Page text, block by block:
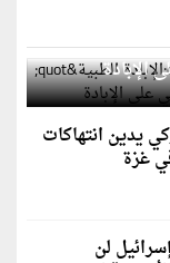
الطبية"
الإبادة
يدين انتهاكات
غزة
لن